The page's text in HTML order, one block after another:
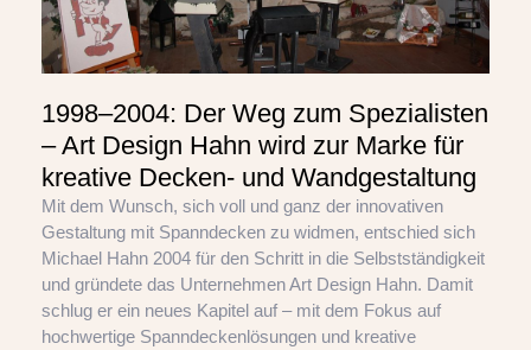
1998–2004: Der Weg zum Spezialisten
– Art Design Hahn wird zur Marke für
kreative Decken- und Wandgestaltung
Mit dem Wunsch, sich voll und ganz der innovativen
Gestaltung mit Spanndecken zu widmen, entschied sich
Michael Hahn 2004 für den Schritt in die Selbstständigkeit
und gründete das Unternehmen Art Design Hahn. Damit
schlug er ein neues Kapitel auf – mit dem Fokus auf
hochwertige Spanndeckenlösungen und kreative